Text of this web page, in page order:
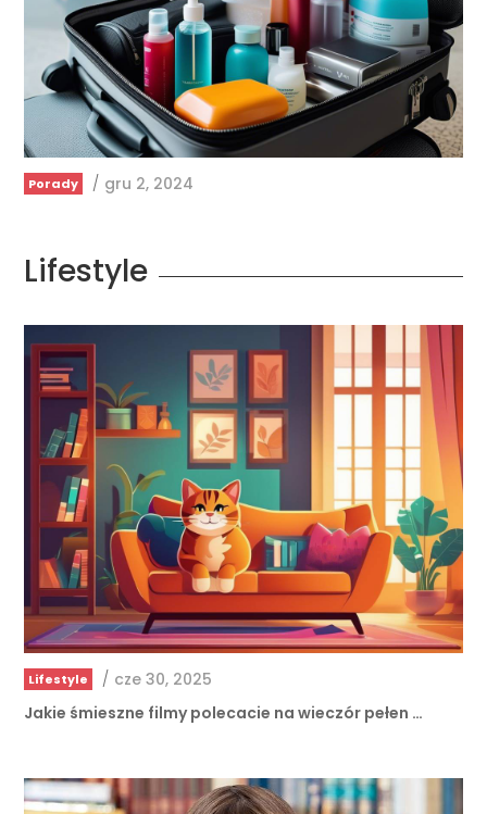
Porady / gru 2, 2024
Lifestyle / cze 30, 2025
Jakie śmieszne filmy polecacie na wieczór pełen …